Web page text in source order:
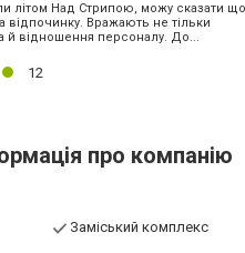
літом Над Стрипою, можу сказати
відпочинку. Вражають не тільки
й відношення персоналу. До...
12
про компанію
Заміський комплекс